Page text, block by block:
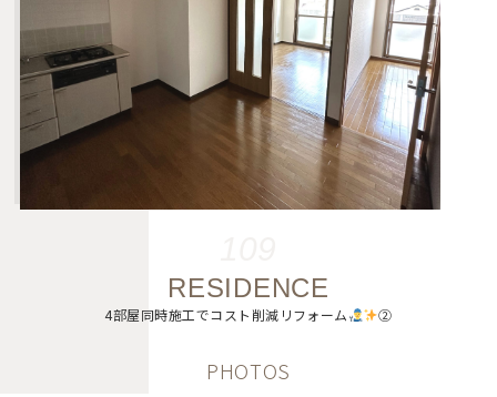
RESIDENCE
4部屋同時施工でコスト削減リフォーム ②
PHOTOS